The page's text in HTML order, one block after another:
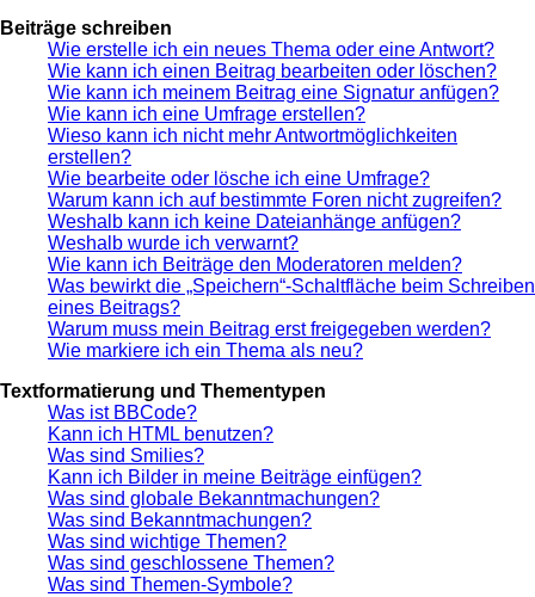
Beiträge schreiben
Wie erstelle ich ein neues Thema oder eine Antwort?
Wie kann ich einen Beitrag bearbeiten oder löschen?
Wie kann ich meinem Beitrag eine Signatur anfügen?
Wie kann ich eine Umfrage erstellen?
Wieso kann ich nicht mehr Antwortmöglichkeiten
erstellen?
Wie bearbeite oder lösche ich eine Umfrage?
Warum kann ich auf bestimmte Foren nicht zugreifen?
Weshalb kann ich keine Dateianhänge anfügen?
Weshalb wurde ich verwarnt?
Wie kann ich Beiträge den Moderatoren melden?
Was bewirkt die „Speichern“-Schaltfläche beim Schreiben
eines Beitrags?
Warum muss mein Beitrag erst freigegeben werden?
Wie markiere ich ein Thema als neu?
Textformatierung und Thementypen
Was ist BBCode?
Kann ich HTML benutzen?
Was sind Smilies?
Kann ich Bilder in meine Beiträge einfügen?
Was sind globale Bekanntmachungen?
Was sind Bekanntmachungen?
Was sind wichtige Themen?
Was sind geschlossene Themen?
Was sind Themen-Symbole?